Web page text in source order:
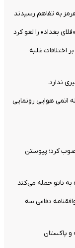
به تفاهم رسیدند
بغداد» را لغو کرد
اختلافات غلبه
ندارد.
اتمی هوایی رونمایی
کرد؛ پیوستن
به ناتو حمله می‌کند
دفاعی سه
و پاکستان